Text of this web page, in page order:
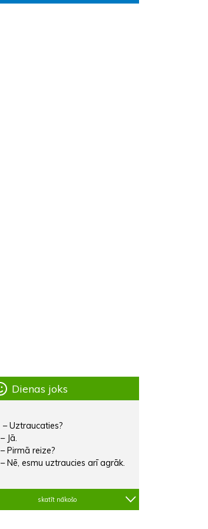
Dienas joks
– Uztraucaties?
– Jā.
– Pirmā reize?
– Nē, esmu uztraucies arī agrāk.
skatīt nākošo